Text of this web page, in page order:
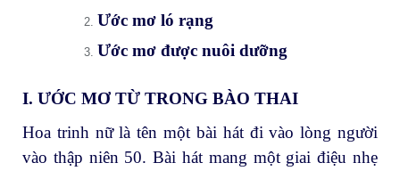
Ước mơ ló rạng
Ước mơ được nuôi dưỡng
I. ƯỚC MƠ TỪ TRONG BÀO THAI
Hoa trinh nữ là tên một bài hát đi vào lòng người
vào thập niên 50. Bài hát mang một giai điệu nhẹ